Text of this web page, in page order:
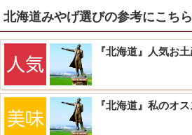
北海道みやげ選びの参考にこち
『北海道』人気お
『北海道』私のオ